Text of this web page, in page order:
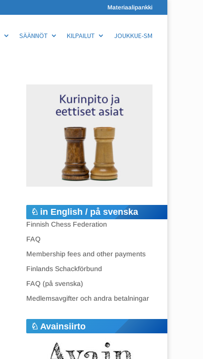
Materiaalipankki
SÄÄNNÖT KILPAILUT JOUKKUE-SM
in English / på svenska
Finnish Chess Federation
FAQ
Membership fees and other payments
Finlands Schackförbund
FAQ (på svenska)
Medlemsavgifter och andra betalningar
Avainsiirto